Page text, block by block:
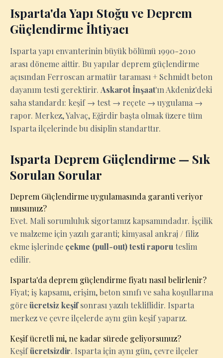
Isparta'da Yapı Stoğu ve Deprem
Güçlendirme İhtiyacı
Isparta yapı envanterinin büyük bölümü 1990-2010
arası döneme aittir. Bu yapılar deprem güçlendirme
açısından Ferroscan armatür taraması + Schmidt beton
dayanım testi gerektirir. Askarot İnşaat'ın Akdeniz'deki
saha standardı: keşif → test → reçete → uygulama →
rapor. Merkez, Yalvaç, Eğirdir başta olmak üzere tüm
Isparta ilçelerinde bu disiplin standarttır.
Isparta Deprem Güçlendirme — Sık
Sorulan Sorular
Deprem Güçlendirme uygulamasında garanti veriyor
musunuz?
Evet. Mali sorumluluk sigortamız kapsamındadır. İşçilik
ve malzeme için yazılı garanti; kimyasal ankraj / filiz
ekme işlerinde çekme (pull-out) testi raporu teslim
edilir.
Isparta'da deprem güçlendirme fiyatı nasıl belirlenir?
Fiyat; iş kapsamı, erişim, beton sınıfı ve saha koşullarına
göreücretsiz keşifsonrası yazılı tekliflidir. Isparta
merkez ve çevre ilçelerde aynı gün keşif yaparız.
Keşif ücretli mi, ne kadar sürede geliyorsunuz?
Keşifücretsizdir. Isparta için aynı gün, çevre ilçeler